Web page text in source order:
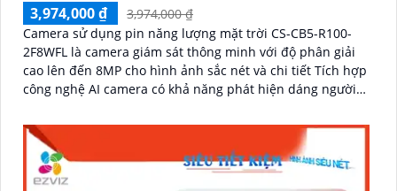
3,974,000 ₫
3,974,000 ₫
Camera sử dụng pin năng lượng mặt trời CS-CB5-R100-
2F8WFL là camera giám sát thông minh với độ phân giải
cao lên đến 8MP cho hình ảnh sắc nét và chi tiết Tích hợp
công nghệ AI camera có khả năng phát hiện dáng người
bền bỉ chống nước IP65 phù hợp lắp đặt trong mọi điều
kiện thời tiết. Camera An Ninh CS-CB5-R100-2F8WFL có
khả năng còi hú, đèn chớp báo động, Wifi Không Dây,
chức năng AI deep learning phân biệt người & phương